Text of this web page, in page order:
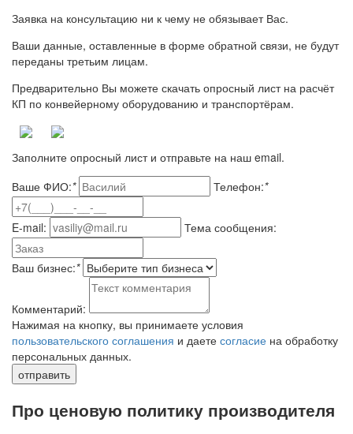
Заявка на консультацию ни к чему не обязывает Вас.
Ваши данные, оставленные в форме обратной связи, не будут
переданы третьим лицам.
Предварительно Вы можете скачать опросный лист на расчёт
КП по конвейерному оборудованию и транспортёрам.
Заполните опросный лист и отправьте на наш email.
Ваше ФИО:* Телефон:*
E-mail: Тема сообщения:
Ваш бизнес:*
Комментарий:
Нажимая на кнопку, вы принимаете условия
пользовательского соглашения и даете согласие на обработку
персональных данных.
отправить
Про ценовую политику производителя